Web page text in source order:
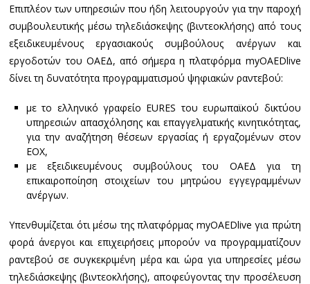
Επιπλέον των υπηρεσιών που ήδη λειτουργούν για την παροχή
συμβουλευτικής μέσω τηλεδιάσκεψης (βιντεοκλήσης) από τους
εξειδικευμένους εργασιακούς συμβούλους ανέργων και
εργοδοτών του ΟΑΕΔ, από σήμερα η πλατφόρμα myOAEDlive
δίνει τη δυνατότητα προγραμματισμού ψηφιακών ραντεβού:
με το ελληνικό γραφείο EURES του ευρωπαϊκού δικτύου
υπηρεσιών απασχόλησης και επαγγελματικής κινητικότητας,
για την αναζήτηση θέσεων εργασίας ή εργαζομένων στον
ΕΟΧ,
με εξειδικευμένους συμβούλους του ΟΑΕΔ για τη
επικαιροποίηση στοιχείων του μητρώου εγγεγραμμένων
ανέργων.
Υπενθυμίζεται ότι μέσω της πλατφόρμας myOAEDlive για πρώτη
φορά άνεργοι και επιχειρήσεις μπορούν να προγραμματίζουν
ραντεβού σε συγκεκριμένη μέρα και ώρα για υπηρεσίες μέσω
τηλεδιάσκεψης (βιντεοκλήσης), αποφεύγοντας την προσέλευση